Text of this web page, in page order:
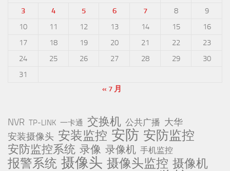
3
4 5 6 7 8
9
10
11 12 13 14 15
16
17
18 19 20 21 22
23
24
25 26 27 28 29
30
31
« 7 月
NVR TP-LINK 一卡通 交换机 公共广播 大华
安装摄像头 安装监控 安防 安防监控
安防监控系统 录像 录像机 手机监控
报警系统 摄像头 摄像头监控 摄像机